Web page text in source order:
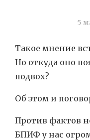
5
Такое мнение
Но откуда оно
подвох?
Об этом и
Против фактов
БПИФ у нас